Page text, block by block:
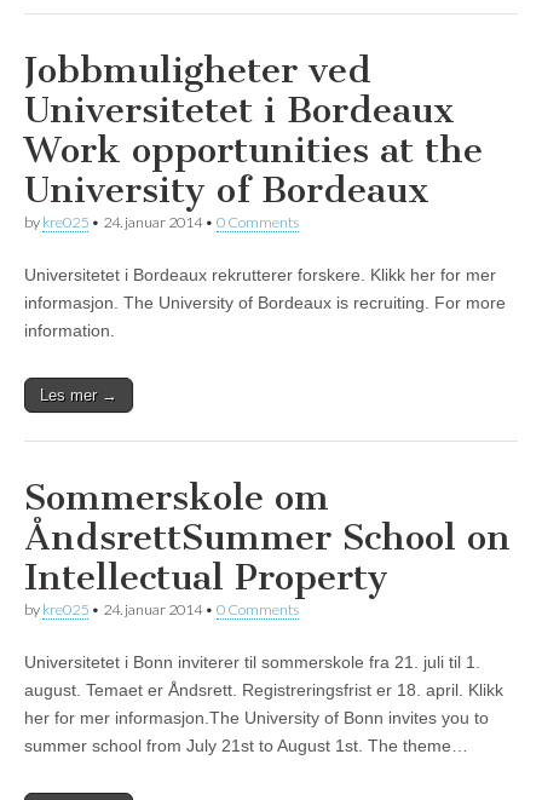
Jobbmuligheter ved
Universitetet i Bordeaux
Work opportunities at the
University of Bordeaux
by kre025 • 24. januar 2014• 0 Comments
Universitetet i Bordeaux rekrutterer forskere. Klikk her for mer
informasjon. The University of Bordeaux is recruiting. For more
information.
Les mer →
Sommerskole om
ÅndsrettSummer School on
Intellectual Property
by kre025 • 24. januar 2014• 0 Comments
Universitetet i Bonn inviterer til sommerskole fra 21. juli til 1.
august. Temaet er Åndsrett. Registreringsfrist er 18. april. Klikk
her for mer informasjon.The University of Bonn invites you to
summer school from July 21st to August 1st. The theme…